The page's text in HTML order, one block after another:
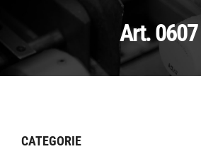
Art. 0607
CATEGORIE